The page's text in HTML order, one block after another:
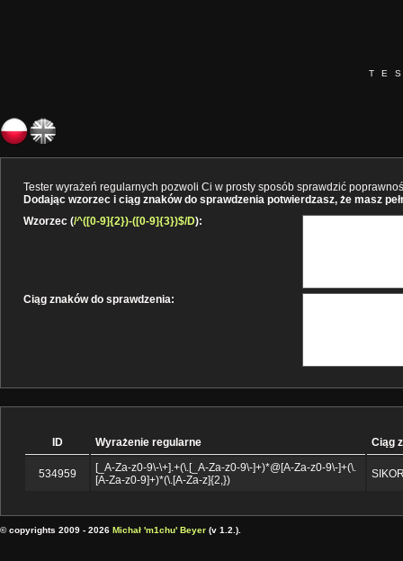
Tester wyrażeń regularnych pozwoli Ci w prosty sposób sprawdzić
Dodając wzorzec i ciąg znaków do sprawdzenia potwierdzasz, że masz
Wzorzec (/^([0-9]{2})-([0-9]{3})$/D):
Ciąg znaków do sprawdzenia:
ID Wyrażenie regularne Ciąg
534959
[_A-Za-z0-9\-\+].+(\.[_A-Za-z0-9\-]+)*@[A-Za-z0-9\-]+(\.
[A-Za-z0-9]+)*(\.[A-Za-z]{2,})
© copyrights 2009 - 2026 Michał 'm1chu' Beyer (v 1.2.).